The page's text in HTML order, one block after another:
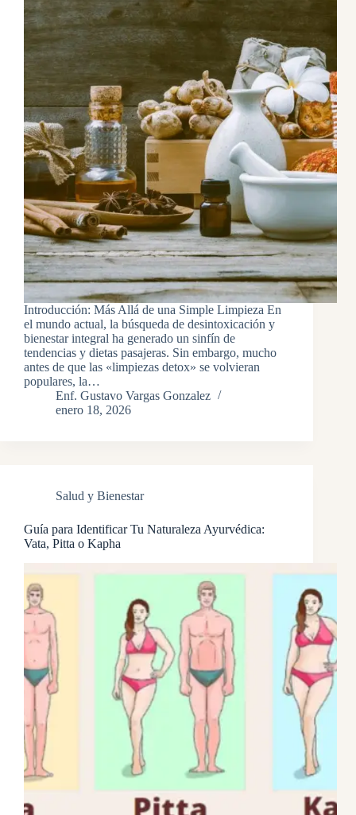
Introducción: Más Allá de una Simple Limpieza En
el mundo actual, la búsqueda de desintoxicación y
bienestar integral ha generado un sinfín de
tendencias y dietas pasajeras. Sin embargo, mucho
antes de que las «limpiezas detox» se volvieran
populares, la…
Enf. Gustavo Vargas Gonzalez
enero 18, 2026
Salud y Bienestar
Guía para Identificar Tu Naturaleza Ayurvédica:
Vata, Pitta o Kapha